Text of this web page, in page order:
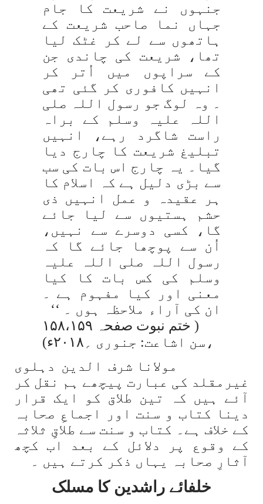
جنہوں نے شریعت کا جام
جہاں نما صاحب شریعت کے
ہاتھوں سے لے کر غٹک لیا
تھا، شریعت کی چاندی جن
کے سراپوں میں اُتر کر
انہیں کافوری کر گئی تھی
۔ وہ لوگ جو رسول اللہ صلی
اللہ علیہ وسلم کے براہ
راست شاگرد رہے، انہیں
تبلیغ شریعت کا چارج دیا
گیا۔ یہ چارج اس بات کی سب
سے بڑی دلیل ہے کہ اسلام کا
ہر عقیدہ و عمل انہیں ذی
حشم ہستیوں سے لیا جائے
گا، کسی دوسرے سے نہیں،
اُن سے پوچھا جائے گا کہ
رسول اللہ صلی اللہ علیہ
وسلم کی کس بات کا کیا
معنی اور کیا مفہوم ہے ۔
ان کی آراء ملاحظہ ہوں ۔ ‘‘
( ختم نبوت صفحہ ۱۵۸،۱۵۹
،سن اشاعت: جنوری ؍۲۰۱۸ء)
مولانا شرف الدین دہلوی
غیرمقلد کی عبارت پیچھے ہم نقل کر
آئے ہیں کہ تین طلاق کو ایک قرار
دینا کتاب و سنت اور اجماعِ صحابہ
کے خلاف ہے۔ کتاب و سنت سے طلاقِ ثلاثہ
کے وقوع پر دلائل کے بعد اب کچھ
آثارِ صحابہ یہاں ذکر کرتے ہیں ۔
خلفائے راشدین کا مسلک